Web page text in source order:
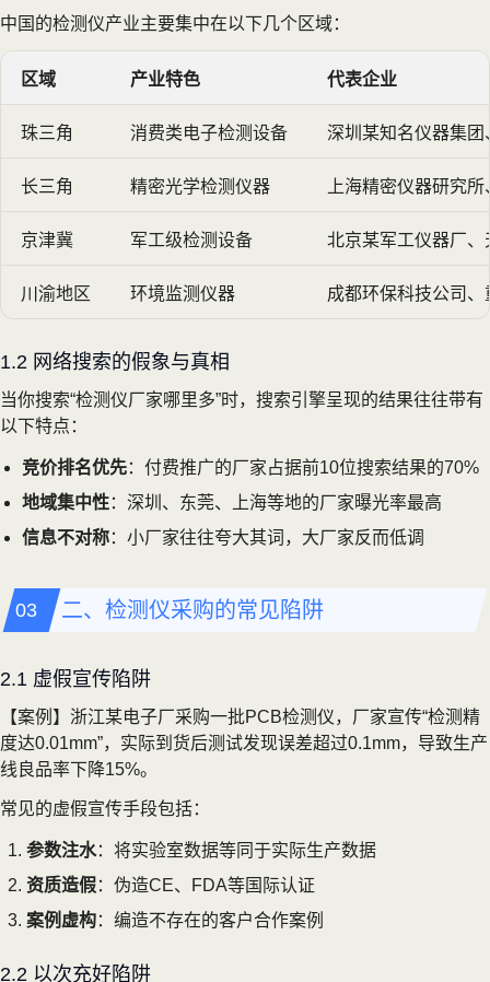
中国的检测仪产业主要集中在以下几个区域：
区域 产业特色 代表企业
珠三角 消费类电子检测设备 深圳某知名仪器集
长三角 精密光学检测仪器 上海精密仪器研究
京津冀 军工级检测设备 北京某军工仪器厂
川渝地区 环境监测仪器 成都环保科技公司
1.2 网络搜索的假象与真相
当你搜索“检测仪厂家哪里多”时，搜索引擎呈现的结果往往带有
以下特点：
竞价排名优先：付费推广的厂家占据前10位搜索结果的70%
地域集中性：深圳、东莞、上海等地的厂家曝光率最高
信息不对称：小厂家往往夸大其词，大厂家反而低调
二、检测仪采购的常见陷阱
2.1 虚假宣传陷阱
【案例】浙江某电子厂采购一批PCB检测仪，厂家宣传“检测精
度达0.01mm”，实际到货后测试发现误差超过0.1mm，导致生产
线良品率下降15%。
常见的虚假宣传手段包括：
参数注水：将实验室数据等同于实际生产数据
资质造假：伪造CE、FDA等国际认证
案例虚构：编造不存在的客户合作案例
2.2 以次充好陷阱